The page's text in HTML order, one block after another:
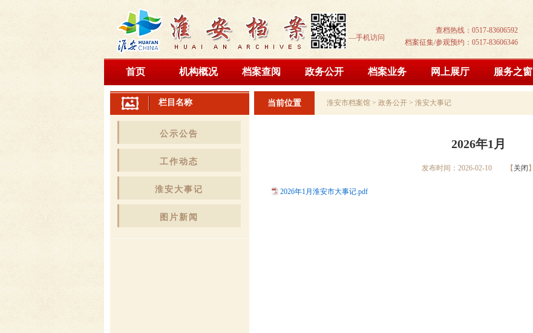
—手机访问
查档热线：0517-83606592
档案征集/参观预约：0517-83606346
首页 机构概况 档案查阅 政务公开 档案业务 网上展厅 服务之窗
栏目名称
公示公告
工作动态
淮安大事记
图片新闻
当前位置 淮安市档案馆 > 政务公开 > 淮安大事记
2026年1月
发布时间：2026-02-10 【 关闭 】
2026年1月淮安市大事记.pdf